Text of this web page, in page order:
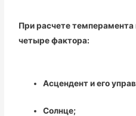
При расчете
четыре фактора:
Асцендент и его
Солнце;